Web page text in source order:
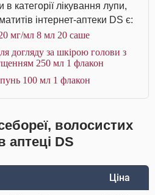
категорії лікування лупи,
інтернет-аптеки DS є:
мг/мл 8 мл 20 саше
догляду за шкірою голови з
250 мл 1 флакон
100 мл 1 флакон
волосистих
аптеці DS
Ціна